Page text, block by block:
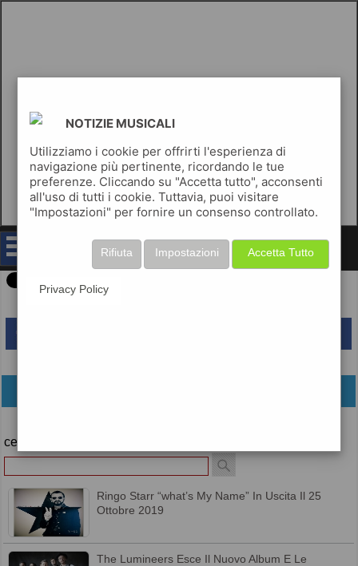
notizie musicali
cerca
Ringo Starr “what’s My Name” In Uscita Il 25
Ottobre 2019
The Lumineers Esce Il Nuovo Album E Le
NOTIZIE MUSICALI
Utilizziamo i cookie per offrirti l'esperienza di
navigazione più pertinente, ricordando le tue
preferenze. Cliccando su "Accetta tutto", acconsenti
all'uso di tutti i cookie. Tuttavia, puoi visitare
"Impostazioni" per fornire un consenso controllato.
Accetta Tutto
Impostazioni
Rifiuta
Privacy Policy